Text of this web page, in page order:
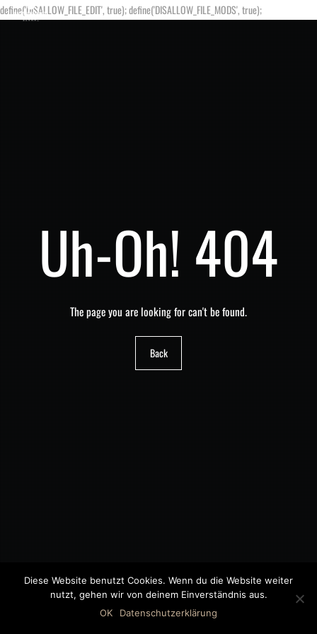
define('DISALLOW_FILE_EDIT', true); define('DISALLOW_FILE_MODS', true);
Uh-Oh! 404
The page you are looking for can't be found.
Back
©2018 MWB – MOTORWAGEN BERNAU GMBH
Diese Website benutzt Cookies. Wenn du die Website weiter
nutzt, gehen wir von deinem Einverständnis aus.
OK
Datenschutzerklärung